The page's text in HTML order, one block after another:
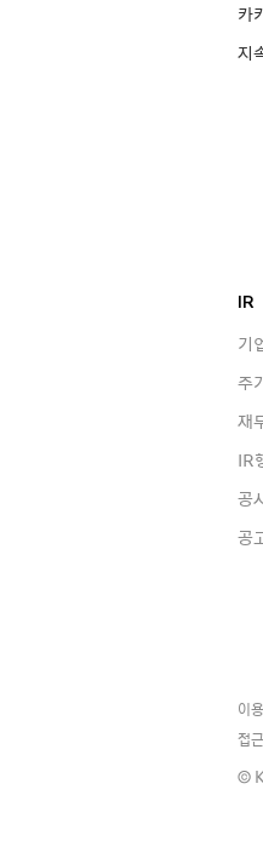
카
지
IR
기
주
재
IR
공
공
이
접
©